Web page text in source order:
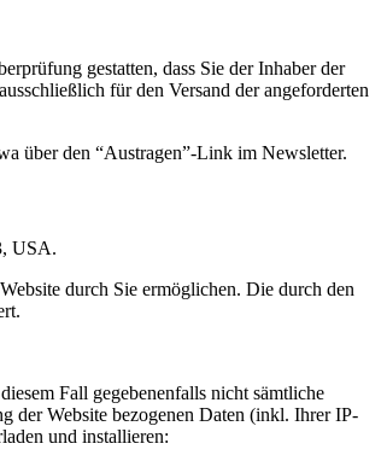
gestatten, dass Sie der Inhaber der
für den Versand der angeforderten
über den “Austragen”-Link im Newsletter.
USA.
durch Sie ermöglichen. Die durch den
Fall gegebenenfalls nicht sämtliche
der Website bezogenen Daten (inkl. Ihrer IP-
und installieren: